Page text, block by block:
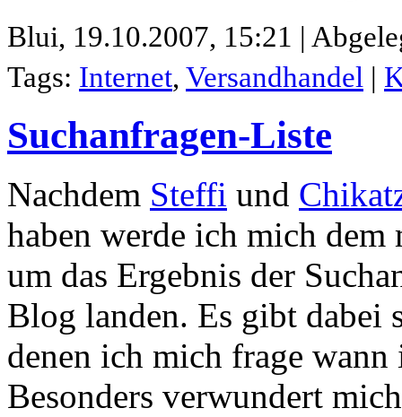
Blui, 19.10.2007, 15:21 |
Tags: Internet, Versandhandel |
Suchanfragen-Liste
Nachdem Steffi und
haben werde ich mich dem
um das Ergebnis der
Blog landen. Es gibt dabei
denen ich mich frage
Besonders verwundert